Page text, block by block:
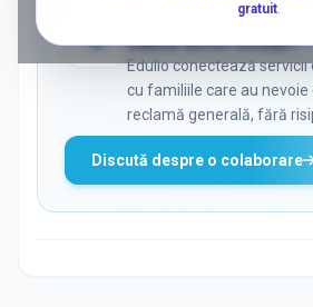
gratuit.
Vrei să ajungi la
caută activ soluții?
Edulio conectează
cu familiile care au
reclamă generală, fără
Discută despre o colaborare